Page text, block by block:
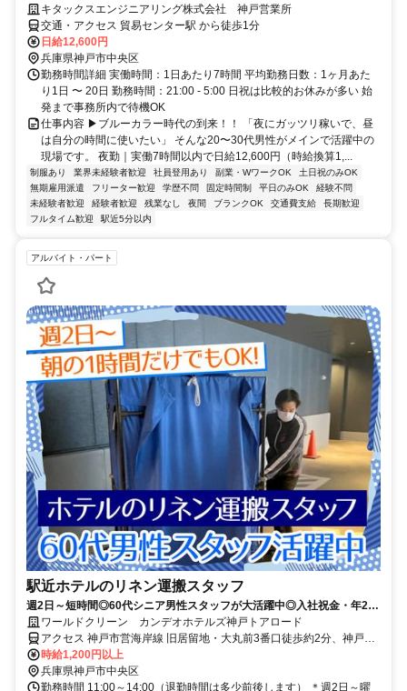
キタックスエンジニアリング株式会社 神戸営業所
交通・アクセス 貿易センター駅 から徒歩1分
日給12,600円
兵庫県神戸市中央区
勤務時間詳細 実働時間：1日あたり7時間 平均勤務日数：1ヶ月あた
り1日 〜 20日 勤務時間：21:00 - 5:00 日祝は比較的お休みが多い 始
発まで事務所内で待機OK
仕事内容 ▶ブルーカラー時代の到来！！ 「夜にガッツリ稼いで、昼
は自分の時間に使いたい」 そんな20〜30代男性がメインで活躍中の
現場です。 夜勤｜実働7時間以内で日給12,600円（時給換算1,...
制服あり 業界未経験者歓迎 社員登用あり 副業・WワークOK
土日祝のみOK
無期雇用派遣
フリーター歓迎 学歴不問 固定時間制 平日のみOK
経験不問
未経験者歓迎
経験者歓迎 残業なし 夜間 ブランクOK 交通費支給
長期歓迎
フルタイム歓迎
駅近5分以内
アルバイト・パート
駅近ホテルのリネン運搬スタッフ
週2日～短時間◎60代シニア男性スタッフが大活躍中◎入社祝金・年2回
プチボーナス・全国ホテル社割有
ワールドクリーン カンデオホテルズ神戸トアロード
アクセス 神戸市営海岸線 旧居留地・大丸前3番口徒歩約2分、神戸高
速鉄道東西線 元町〔阪神線〕東出口徒歩約3分、阪神本線/阪神なんば
線 元町〔阪神線〕東出口徒歩約3分 阪神・JR「元町駅」から徒歩3分
＊阪急「神戸三宮」駅から徒歩5分 ＊交通費支給
時給1,200円以上
兵庫県神戸市中央区
勤務時間 11:00～14:00（退勤時間は多少前後します） ＊週2日～曜